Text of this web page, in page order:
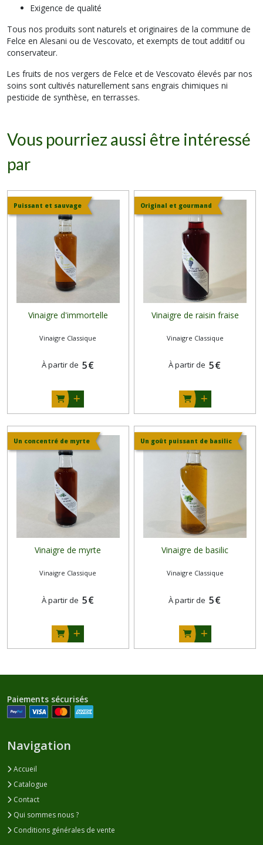
Exigence de qualité
Tous nos produits sont naturels et originaires de la commune de
Felce en Alesani ou de Vescovato, et exempts de tout additif ou
conservateur.
Les fruits de nos vergers de Felce et de Vescovato élevés par nos
soins sont cultivés naturellement sans engrais chimiques ni
pesticide de synthèse, en terrasses.
Vous pourriez aussi être intéressé
par
Puissant et sauvage
Vinaigre d'immortelle
Vinaigre Classique
À partir de 5€
Original et gourmand
Vinaigre de raisin fraise
Vinaigre Classique
À partir de 5€
Un concentré de myrte
Vinaigre de myrte
Vinaigre Classique
À partir de 5€
Un goût puissant de basilic
Vinaigre de basilic
Vinaigre Classique
À partir de 5€
Paiements sécurisés
Navigation
Accueil
Catalogue
Contact
Qui sommes nous ?
Conditions générales de vente